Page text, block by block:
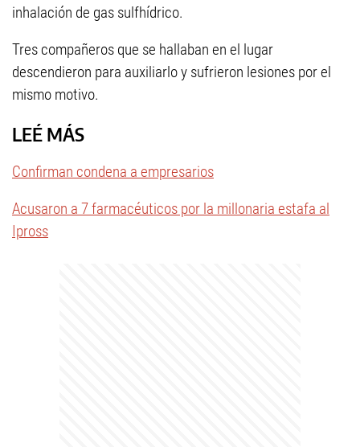
inhalación de gas sulfhídrico.
Tres compañeros que se hallaban en el lugar
descendieron para auxiliarlo y sufrieron lesiones por el
mismo motivo.
LEÉ MÁS
Confirman condena a empresarios
Acusaron a 7 farmacéuticos por la millonaria estafa al
Ipross